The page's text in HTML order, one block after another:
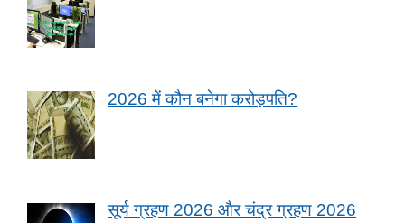
2026 में कौन बनेगा करोड़पति?
सूर्य ग्रहण 2026 और चंद्र ग्रहण 2026